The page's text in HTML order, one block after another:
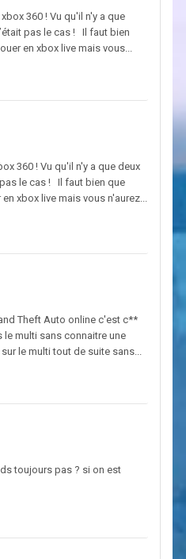
360 ! Vu qu'il n'y a que
pas le cas ! Il faut bien
en xbox live mais vous...
360 ! Vu qu'il n'y a que deux
le cas ! Il faut bien que
xbox live mais vous n'aurez...
Theft Auto online c'est c**
multi sans connaitre une
le multi tout de suite sans...
toujours pas ? si on est